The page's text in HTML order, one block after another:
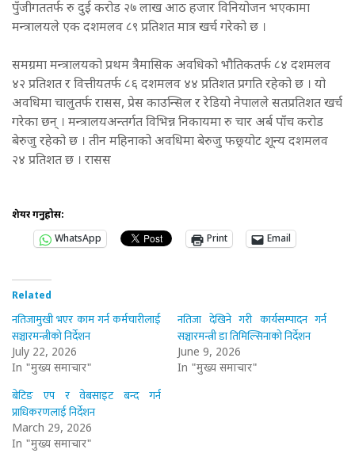
पुँजीगततर्फ रु दुई करोड २७ लाख आठ हजार विनियोजन भएकामा
मन्त्रालयले एक दशमलव ८९ प्रतिशत मात्र खर्च गरेको छ ।
समग्रमा मन्त्रालयको प्रथम त्रैमासिक अवधिको भौतिकतर्फ ८४ दशमलव
४२ प्रतिशत र वित्तीयतर्फ ८६ दशमलव ४४ प्रतिशत प्रगति रहेको छ । यो
अवधिमा चालुतर्फ रासस, प्रेस काउन्सिल र रेडियो नेपालले सतप्रतिशत खर्च
गरेका छन् । मन्त्रालयअन्तर्गत विभिन्न निकायमा रु चार अर्ब पाँच करोड
बेरुजु रहेको छ । तीन महिनाको अवधिमा बेरुजु फछ्र्योट शून्य दशमलव
२४ प्रतिशत छ । रासस
शेयर गर्नुहोस:
WhatsApp
Print Email
Related
नतिजामुखी भएर काम गर्न कर्मचारीलाई
सञ्चारमन्त्रीको निर्देशन
July 22, 2026
In "मुख्य समाचार"
नतिजा देखिने गरी कार्यसम्पादन गर्न
सञ्चारमन्त्री डा तिमिल्सिनाको निर्देशन
June 9, 2026
In "मुख्य समाचार"
बेटिङ एप र वेबसाइट बन्द गर्न
प्राधिकरणलाई निर्देशन
March 29, 2026
In "मुख्य समाचार"